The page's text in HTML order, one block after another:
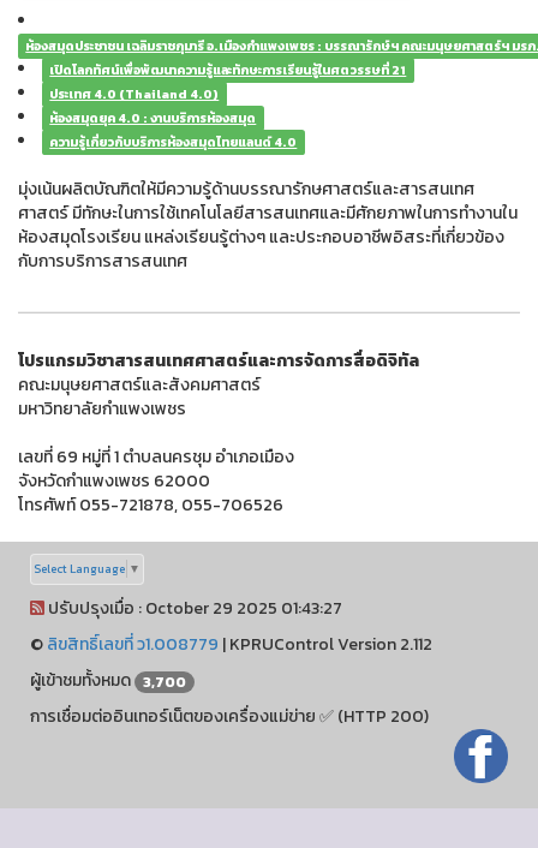
ห้องสมุดประชาชน เฉลิมราชกุมารี อ.เมืองกำแพงเพชร : บรรณารักษ์ฯ คณะมนุษยศาสตร์ฯ มร
เปิดโลกทัศน์​เพื่อพัฒนาความรู้และทักษะการเรียนรู้ในศตวรรษที่ 21
ประเทศ 4.0 (Thailand 4.0)
ห้องสมุดยุค 4.0 : งานบริการห้องสมุด
ความรู้เกี่ยวกับบริการห้องสมุดไทยแลนด์ 4.0
มุ่งเน้นผลิตบัณฑิตให้มีความรู้ด้านบรรณารักษศาสตร์และสารสนเทศ
ศาสตร์ มีทักษะในการใช้เทคโนโลยีสารสนเทศและมีศักยภาพในการทํางานใน
ห้องสมุดโรงเรียน แหล่งเรียนรู้ต่างๆ และประกอบอาชีพอิสระที่เกี่ยวข้อง
กับการบริการสารสนเทศ
โปรแกรมวิชาสารสนเทศศาสตร์และการจัดการสื่อดิจิทัล
คณะมนุษยศาสตร์และสังคมศาสตร์
มหาวิทยาลัยกำแพงเพชร
เลขที่ 69 หมู่ที่ 1 ตำบลนครชุม อำเภอเมือง
จังหวัดกำแพงเพชร 62000
โทรศัพท์ 055-721878, 055-706526
Select Language ▼
ปรับปรุงเมื่อ : October 29 2025 01:43:27
©ลิขสิทธิ์เลขที่ ว1.008779 |KPRUControl Version 2.112
ผู้เข้าชมทั้งหมด 3,700
การเชื่อมต่ออินเทอร์เน็ตของเครื่องแม่ข่าย ✅ (HTTP 200)